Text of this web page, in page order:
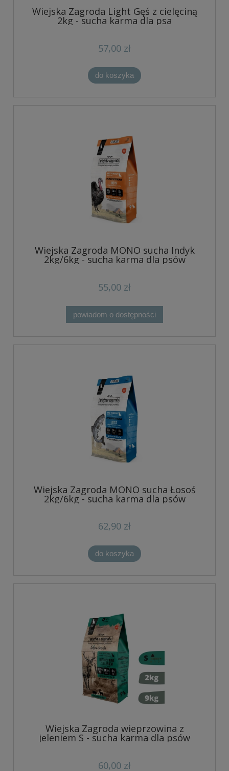
Wiejska Zagroda Light Gęś z cielęciną
2kg - sucha karma dla psa
57,00 zł
do koszyka
Wiejska Zagroda MONO sucha Indyk
2kg/6kg - sucha karma dla psów
55,00 zł
powiadom o dostępności
Wiejska Zagroda MONO sucha Łosoś
2kg/6kg - sucha karma dla psów
62,90 zł
do koszyka
Wiejska Zagroda wieprzowina z
jeleniem S - sucha karma dla psów
60,00 zł